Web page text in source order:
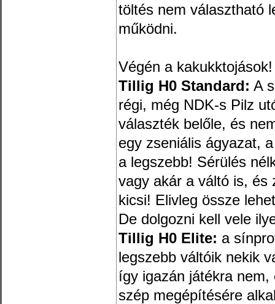
töltés nem választható
működni.
Végén a kakukktojások!
Tillig H0 Standard: A
régi, még NDK-s Pilz
választék belőle, és
egy zseniális ágyazat,
a legszebb! Sérülés
vagy akár a váltó is, és
kicsi! Elivleg össze
De dolgozni kell vele
Tillig H0 Elite: a
legszebb váltóik nekik
így igazán játékra
szép megépítésére